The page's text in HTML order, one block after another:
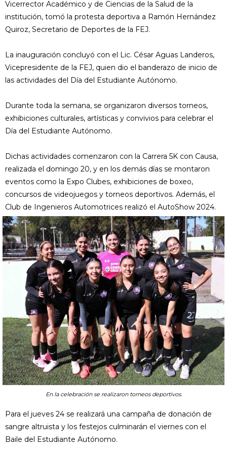
Vicerrector Académico y de Ciencias de la Salud de la
institución, tomó la protesta deportiva a Ramón Hernández
Quiroz, Secretario de Deportes de la FEJ.
La inauguración concluyó con el Lic. César Aguas Landeros,
Vicepresidente de la FEJ, quien dio el banderazo de inicio de
las actividades del Día del Estudiante Autónomo.
Durante toda la semana, se organizaron diversos torneos,
exhibiciones culturales, artísticas y convivios para celebrar el
Día del Estudiante Autónomo.
Dichas actividades comenzaron con la Carrera 5K con Causa,
realizada el domingo 20, y en los demás días se montaron
eventos como la Expo Clubes, exhibiciones de boxeo,
concursos de videojuegos y torneos deportivos. Además, el
Club de Ingenieros Automotrices realizó el AutoShow 2024.
En la celebración se realizaron torneos deportivos.
Para el jueves 24 se realizará una campaña de donación de
sangre altruista y los festejos culminarán el viernes con el
Baile del Estudiante Autónomo.